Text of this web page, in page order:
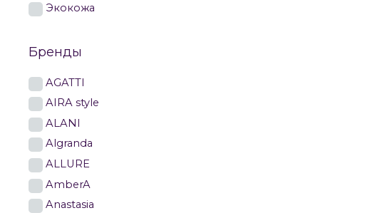
Экокожа
Бренды
AGATTI
AIRA style
ALANI
Algranda
ALLURE
AmberA
Anastasia